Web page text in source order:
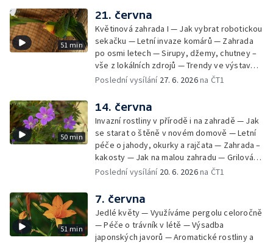
51 min
21. června
Květinová zahrada I — Jak vybrat robotickou
sekačku — Letní invaze komárů — Zahrada
po osmi letech — Sirupy, džemy, chutney –
vše z lokálních zdrojů — Trendy ve výstavbě
dřevostaveb — Probírka plodů aneb proč
horský a nádherný — Květinová zahrada II
Poslední vysílání 27. 6. 2026na ČT1
50 min
14. června
Invazní rostliny v přírodě i na zahradě — Jak
se starat o štěně v novém domově — Letní
péče o jahody, okurky a rajčata — Zahrada –
kakosty — Jak na malou zahradu — Grilování
s ajvarem — Venkovní sukulenty —
okolní přírodou
Poslední vysílání 20. 6. 2026na ČT1
51 min
7. června
Jedlé květy — Využíváme pergolu celoročně
— Péče o trávník v létě — Výsadba
japonských javorů — Aromatické rostliny a